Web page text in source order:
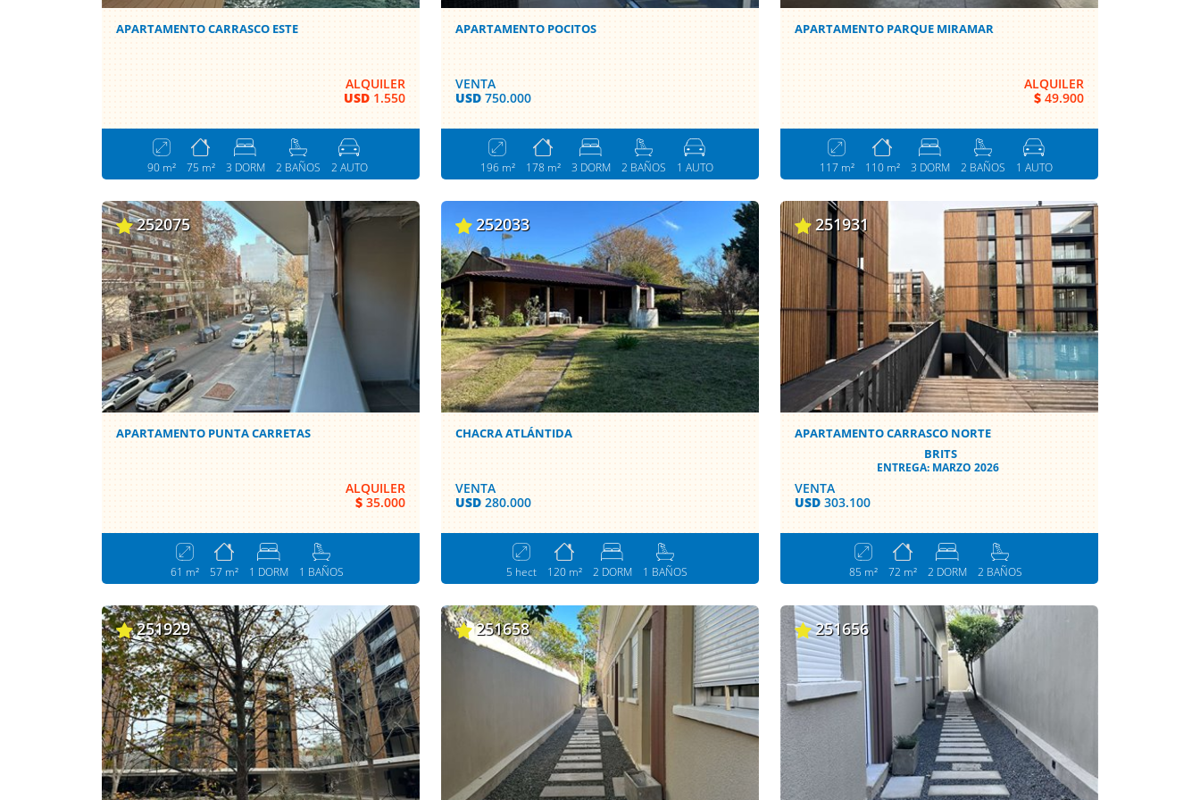
APARTAMENTO CARRASCO ESTE
ALQUILER
USD 1.550
90 m² 75 m² 3 DORM 2 BAÑOS 2 AUTO
APARTAMENTO POCITOS
VENTA
USD 750.000
196 m² 178 m² 3 DORM 2 BAÑOS 1 AUTO
APARTAMENTO PARQUE MIRAMAR
ALQUILER
$ 49.900
117 m² 110 m² 3 DORM 2 BAÑOS 1 AUTO
252075
APARTAMENTO PUNTA CARRETAS
ALQUILER
$ 35.000
61 m² 57 m² 1 DORM 1 BAÑOS
252033
CHACRA ATLÁNTIDA
VENTA
USD 280.000
5 hect 120 m² 2 DORM 1 BAÑOS
251931
APARTAMENTO CARRASCO NORTE
BRITS
ENTREGA: MARZO 2026
VENTA
USD 303.100
85 m² 72 m² 2 DORM 2 BAÑOS
251929 251658 251656